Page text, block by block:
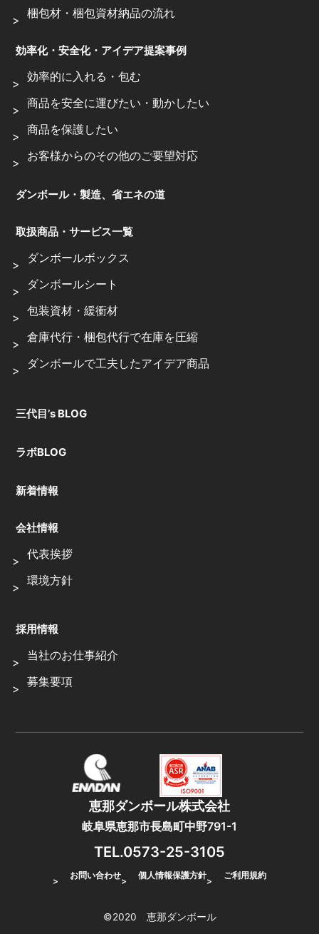
梱包材・梱包資材納品の流れ
効率化・安全化・アイデア提案事例
効率的に入れる・包む
商品を安全に運びたい・動かしたい
商品を保護したい
お客様からのその他のご要望対応
ダンボール・製造、省エネの道
取扱商品・サービス一覧
ダンボールボックス
ダンボールシート
包装資材・緩衝材
倉庫代行・梱包代行で在庫を圧縮
ダンボールで工夫したアイデア商品
三代目’s BLOG
ラボBLOG
新着情報
会社情報
代表挨拶
環境方針
採用情報
当社のお仕事紹介
募集要項
恵那ダンボール株式会社
岐阜県恵那市長島町中野791-1
TEL.0573-25-3105
お問い合わせ 個人情報保護方針 ご利用規約
©2020 恵那ダンボール